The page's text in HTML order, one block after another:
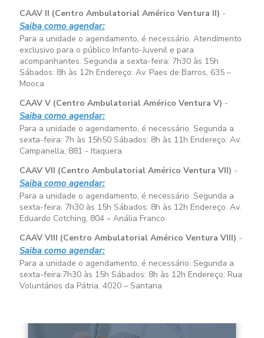
CAAV II (Centro Ambulatorial Américo Ventura II) -
Saiba como agendar:
Para a unidade o agendamento, é necessário. Atendimento
exclusivo para o público Infanto-Juvenil e para
acompanhantes. Segunda a sexta-feira: 7h30 às 15h
Sábados: 8h às 12h Endereço: Av. Paes de Barros, 635 –
Mooca
CAAV V (Centro Ambulatorial Américo Ventura V) -
Saiba como agendar:
Para a unidade o agendamento, é necessário. Segunda a
sexta-feira: 7h às 15h50 Sábados: 8h às 11h Endereço: Av.
Campanella, 881 - Itaquera
CAAV VII (Centro Ambulatorial Américo Ventura VII) -
Saiba como agendar:
Para a unidade o agendamento, é necessário. Segunda a
sexta-feira: 7h30 às 15h Sábados: 8h às 12h Endereço: Av.
Eduardo Cotching, 804 – Anália Franco
CAAV VIII (Centro Ambulatorial Américo Ventura VIII) -
Saiba como agendar:
Para a unidade o agendamento, é necessário. Segunda a
sexta-feira:7h30 às 15h Sábados: 8h às 12h Endereço: Rua
Voluntários da Pátria, 4020 – Santana